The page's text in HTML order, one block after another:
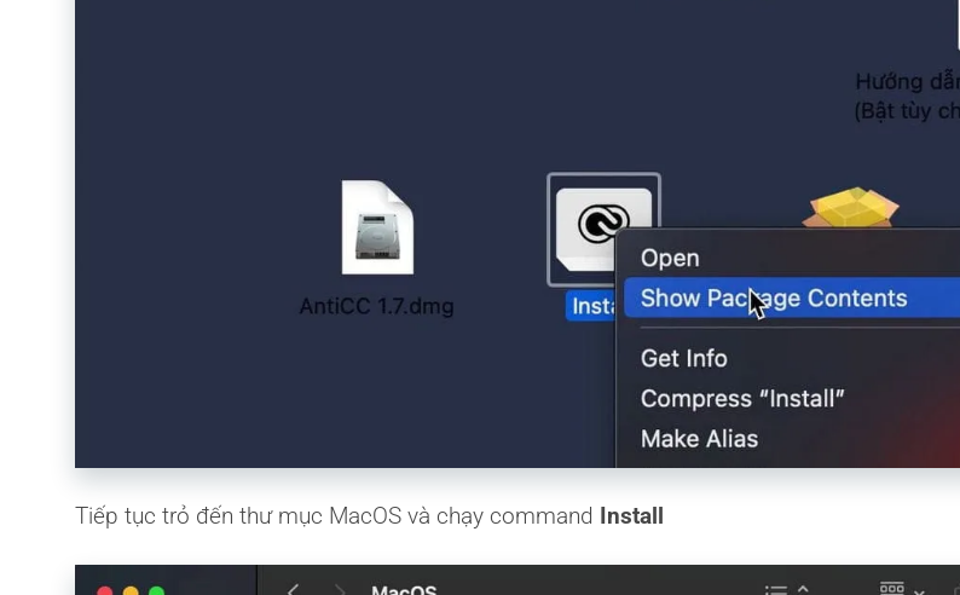
Tiếp tục trỏ đến thư mục MacOS và chạy command Install